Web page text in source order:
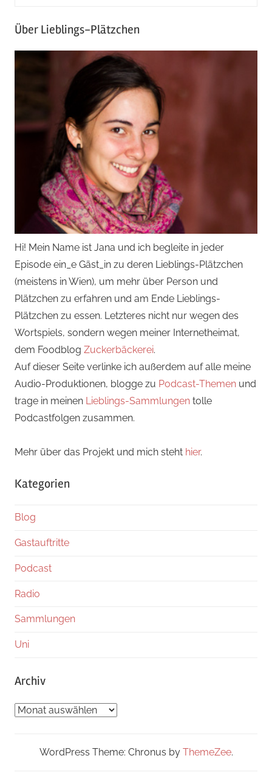
Über Lieblings-Plätzchen
Hi! Mein Name ist Jana und ich begleite in jeder
Episode ein_e Gäst_in zu deren Lieblings-Plätzchen
(meistens in Wien), um mehr über Person und
Plätzchen zu erfahren und am Ende Lieblings-
Plätzchen zu essen. Letzteres nicht nur wegen des
Wortspiels, sondern wegen meiner Internetheimat,
dem Foodblog Zuckerbäckerei.
Auf dieser Seite verlinke ich außerdem auf alle meine
Audio-Produktionen, blogge zu Podcast-Themen und
trage in meinen Lieblings-Sammlungen tolle
Podcastfolgen zusammen.
Mehr über das Projekt und mich steht hier.
Kategorien
Blog
Gastauftritte
Podcast
Radio
Sammlungen
Uni
Archiv
Archiv
WordPress Theme: Chronus by ThemeZee.